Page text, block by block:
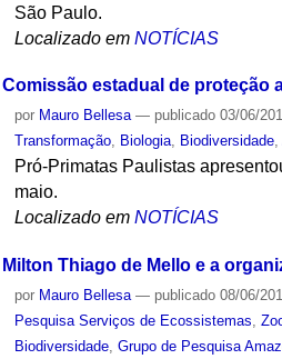
São Paulo.
Localizado em NOTÍCIAS
Comissão estadual de proteção
por Mauro Bellesa — publicado 03/06/
Transformação, Biologia, Biodiversidade,
Pró-Primatas Paulistas
maio.
Localizado em NOTÍCIAS
Milton Thiago de Mello e a
por Mauro Bellesa — publicado 08/06/
Pesquisa Serviços de Ecossistemas,
Biodiversidade,Grupo de Pesquisa